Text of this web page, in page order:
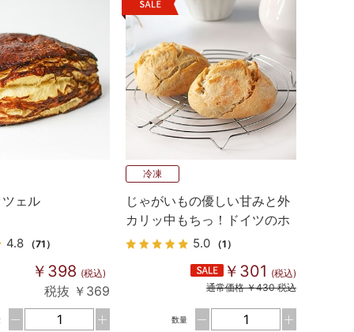
ェル
4.8 （71）
￥398 (税込)
税抜 ￥369
冷凍
じゃがいもの優しい甘みと外
カリッ中もちっ！ドイツのホ
ワイトロール5.0 （1）
￥301 (税込)
通常価格 ￥430 税込
数量